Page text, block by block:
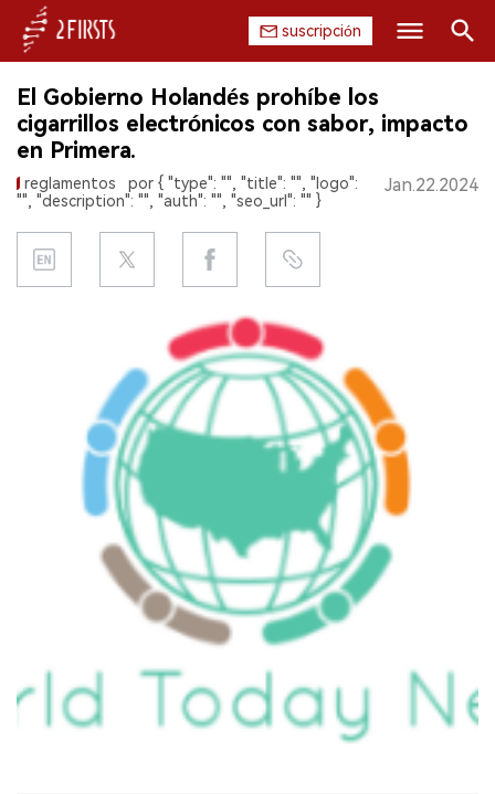
suscripción
INICIO
EMPRESA
REGULACIÓN
EXPOSICIÓN
ENTREVISTA
El Gobierno Holandés prohíbe los
cigarrillos electrónicos con sabor, impacto
en Primera.
reglamentos
por { "type": "", "title": "", "logo":
"", "description": "", "auth": "", "seo_url": "" }
Jan.22.2024